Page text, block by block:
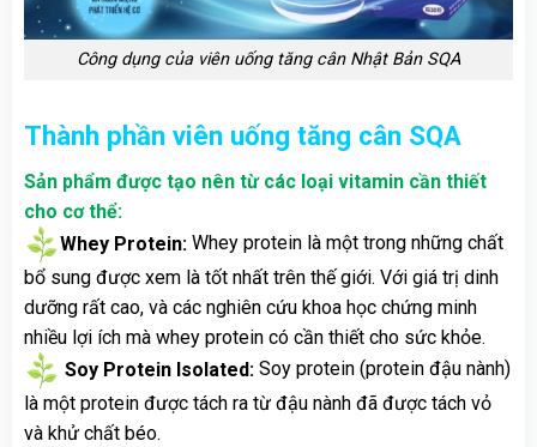
Công dụng của viên uống tăng cân Nhật Bản SQA
Thành phần viên uống tăng cân SQA
Sản phẩm được tạo nên từ các loại vitamin cần thiết
cho cơ thể:
Whey Protein:Whey protein là một trong những chất
bổ sung được xem là tốt nhất trên thế giới. Với giá trị dinh
dưỡng rất cao, và các nghiên cứu khoa học chứng minh
nhiều lợi ích mà whey protein có cần thiết cho sức khỏe.
Soy Protein Isolated:Soy protein (protein đậu nành)
là một protein được tách ra từ đậu nành đã được tách vỏ
và khử chất béo.